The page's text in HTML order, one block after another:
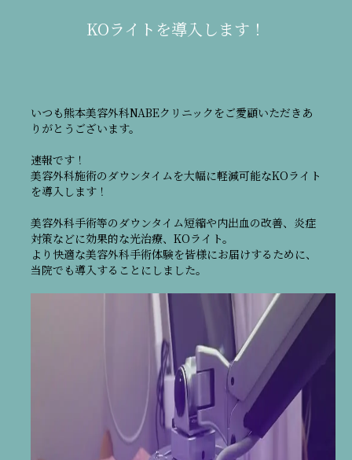
KOライトを導入します！
いつも熊本美容外科NABEクリニックをご愛顧いただきあ
りがとうございます。
速報です！
美容外科施術のダウンタイムを大幅に軽減可能なKOライト
を導入します！
美容外科手術等のダウンタイム短縮や内出血の改善、炎症
対策などに効果的な光治療、KOライト。
より快適な美容外科手術体験を皆様にお届けするために、
当院でも導入することにしました。